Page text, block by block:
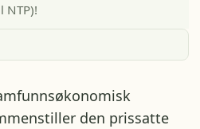
NTP)!
den prissatte